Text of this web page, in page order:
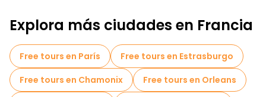
Explora más ciudades en Francia
Free tours en París
Free tours en Estrasburgo
Free tours en Chamonix
Free tours en Orleans